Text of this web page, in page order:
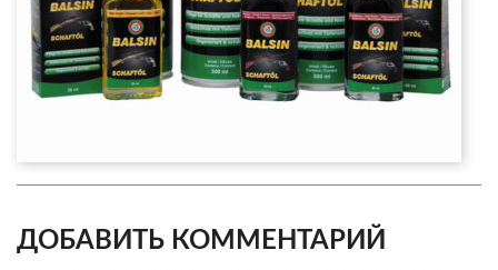
ДОБАВИТЬ КОММЕНТАРИЙ